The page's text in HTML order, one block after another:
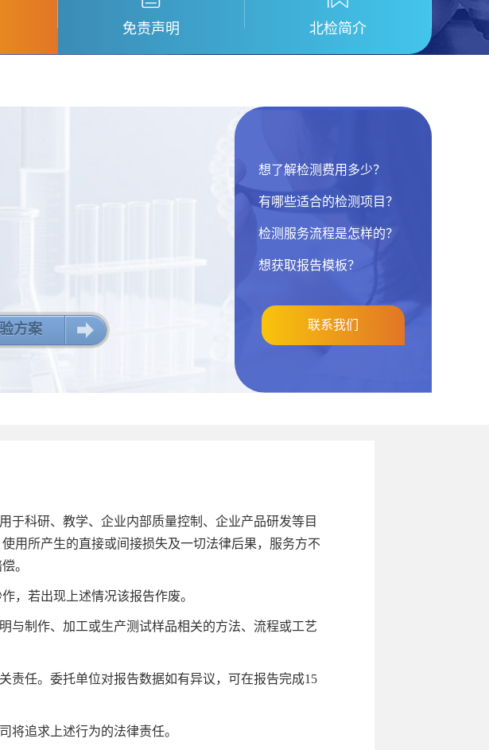
免责声明 北检简介
方案
想了解检测费用多少？
有哪些适合的检测项目？
检测服务流程是怎样的？
想获取报告模板？
联系我们
科研、教学、企业内部质量控制、企业产品研发等目
用所产生的直接或间接损失及一切法律后果，服务方不
。
若出现上述情况该报告作废。
制作、加工或生产测试样品相关的方法、流程或工艺
任。委托单位对报告数据如有异议，可在报告完成15
追求上述行为的法律责任。